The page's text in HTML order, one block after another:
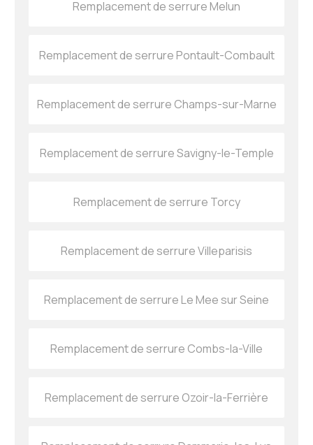
Remplacement de serrure Melun
Remplacement de serrure Pontault-Combault
Remplacement de serrure Champs-sur-Marne
Remplacement de serrure Savigny-le-Temple
Remplacement de serrure Torcy
Remplacement de serrure Villeparisis
Remplacement de serrure Le Mee sur Seine
Remplacement de serrure Combs-la-Ville
Remplacement de serrure Ozoir-la-Ferrière